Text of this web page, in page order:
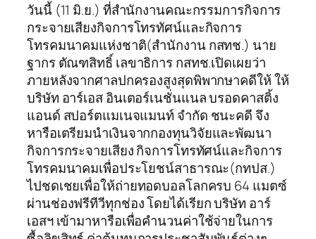
วันนี้ (11 มิ.ย.) ที่สำนักงานคณะกรรมการกิจการ
กระจายเสียงกิจการโทรทัศน์และกิจการ
โทรคมนาคมแห่งชาติ(สำนักงาน กสทช.) นาย
ฐากร ตัณฑสิทธิ์ เลขาธิการ กสทช.เปิดเผยว่า
ภายหลังจากศาลปกครองสูงสุดพิพากษาคดีให้ ให้
บริษัท อาร์เอส อินเตอร์เนชั่นแนล บรอดคาสติ้ง
แอนด์ สปอร์ตแมเนจแมนท์ จำกัด ชนะคดี จึง
หารือเตรียมนำเงินจากกองทุนวิจัยและพัฒนา
กิจการกระจายเสียง กิจการโทรทัศน์และกิจการ
โทรคมนาคมเพื่อประโยชน์สาธารณะ(กทปส.)
ไปชดเชยเพื่อให้ถ่ายทอดบอลโลกครบ 64 แมตซ์
ผ่านช่องฟรีทีวีทุกช่อง โดยได้เรียก บริษัท อาร์
เอสฯ เข้ามาหารือเพื่อคำนวนค่าใช้จ่ายในการ